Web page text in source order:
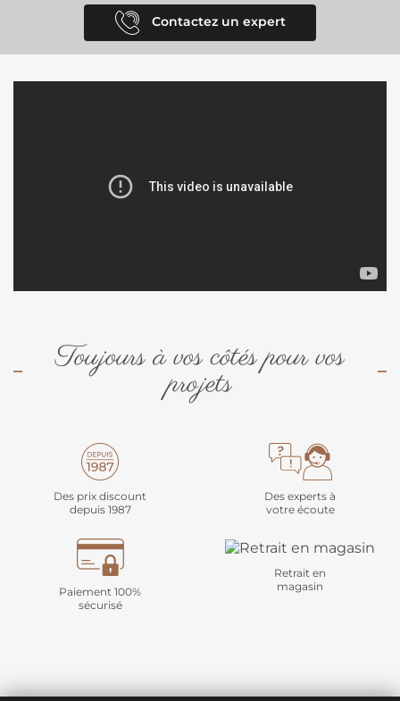
Contactez un expert
Toujours à vos côtés pour vos
projets
Des prix discount
depuis 1987
Des experts à
votre écoute
Paiement 100%
sécurisé
Retrait en
magasin